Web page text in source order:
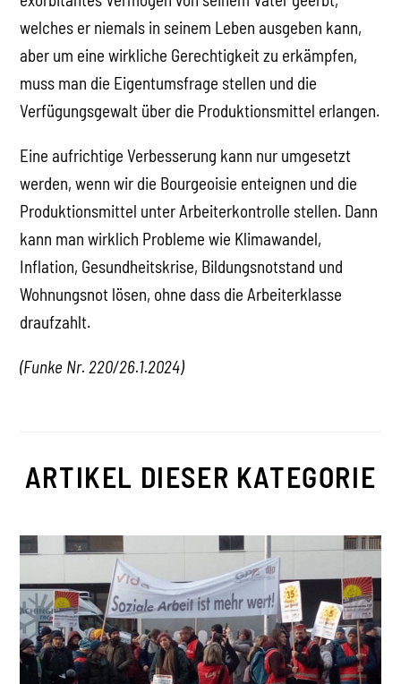
welches er niemals in seinem Leben ausgeben kann,
aber um eine wirkliche Gerechtigkeit zu erkämpfen,
muss man die Eigentumsfrage stellen und die
Verfügungsgewalt über die Produktionsmittel erlangen.
Eine aufrichtige Verbesserung kann nur umgesetzt
werden, wenn wir die Bourgeoisie enteignen und die
Produktionsmittel unter Arbeiterkontrolle stellen. Dann
kann man wirklich Probleme wie Klimawandel,
Inflation, Gesundheitskrise, Bildungsnotstand und
Wohnungsnot lösen, ohne dass die Arbeiterklasse
draufzahlt.
(Funke Nr. 220/26.1.2024)
ARTIKEL DIESER KATEGORIE